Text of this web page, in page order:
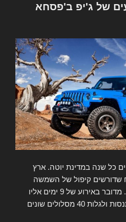
של ג'יפ ב'פסחא
כל שנה במדינת יוטה. ארץ
שדורשים קיפול של השמשה
הקדמית גם ברכבים פרטיים. מדובר באירוע של 9 ימים אליו
מגיעים אוהבי שטח כדי להתנסות ולגלות 40 מסלולים שונים